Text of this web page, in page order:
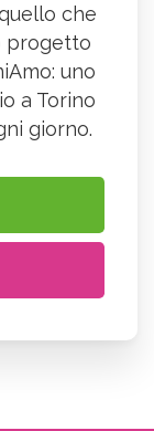
che
progetto
uno
a Torino
giorno.